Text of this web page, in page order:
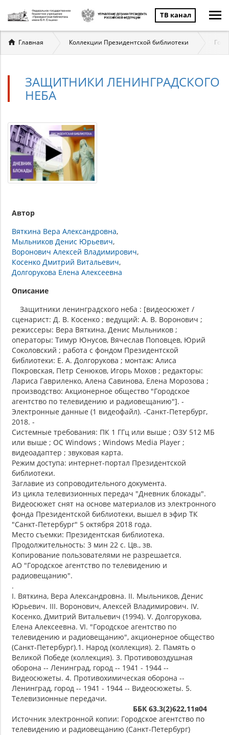
ТВ канал
Вы
здесь
Главная Коллекции Президентской библиотеки
ЗАЩИТНИКИ ЛЕНИНГРАДСКОГО
НЕБА
Автор
Вяткина Вера Александровна
Мыльников Денис Юрьевич
Воронович Алексей Владимирович
Косенко Дмитрий Витальевич
Долгорукова Елена Алексеевна
Описание
Защитники ленинградского неба : [видеосюжет /
сценарист: Д. В. Косенко ; ведущий: А. В. Воронович ;
режиссеры: Вера Вяткина, Денис Мыльников ;
операторы: Тимур Юнусов, Вячеслав Поповцев, Юрий
Соколовский ; работа с фондом Президентской
библиотеки: Е. А. Долгорукова ; монтаж: Алиса
Покровская, Петр Сенюков, Игорь Мохов ; редакторы:
Лариса Гавриленко, Алена Савинова, Елена Морозова ;
производство: Акционерное общество "Городское
агентство по телевидению и радиовещанию"]. -
Электронные данные (1 видеофайл). -Санкт-Петербург,
2018. -
Системные требования: ПК 1 ГГц или выше ; ОЗУ 512 МБ
или выше ; ОС Windows ; Windows Media Player ;
видеоадаптер ; звуковая карта.
Режим доступа: интернет-портал Президентской
библиотеки.
Заглавие из сопроводительного документа.
Из цикла телевизионных передач "Дневник блокады".
Видеосюжет снят на основе материалов из электронного
фонда Президентской библиотеки, вышел в эфир ТК
"Санкт-Петербург" 5 октября 2018 года.
Место съемки: Президентская библиотека.
Продолжительность: 3 мин 22 с. Цв., зв.
Копирование пользователями не разрешается.
АО "Городское агентство по телевидению и
радиовещанию".
.
I. Вяткина, Вера Александровна. II. Мыльников, Денис
Юрьевич. III. Воронович, Алексей Владимирович. IV.
Косенко, Дмитрий Витальевич (1994). V. Долгорукова,
Елена Алексеевна. VI. "Городское агентство по
телевидению и радиовещанию", акционерное общество
(Санкт-Петербург).1. Народ (коллекция). 2. Память о
Великой Победе (коллекция). 3. Противовоздушная
оборона -- Ленинград, город -- 1941 - 1944 --
Видеосюжеты. 4. Противохимическая оборона --
Ленинград, город -- 1941 - 1944 -- Видеосюжеты. 5.
Телевизионные передачи.
ББК 63.3(2)622,11я04
Источник электронной копии: Городское агентство по
телевидению и радиовещанию (Санкт-Петербург)